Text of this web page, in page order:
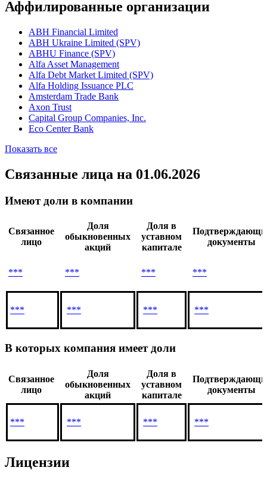
Аффилированные организации
ABH Financial Limited
ABH Ukraine Limited (SPV)
ABHU Finance (SPV)
Alfa Asset Management
Alfa Debt Market Limited (SPV)
Alfa Holding Issuance PLC
Amsterdam Trade Bank
Axon Trust
Capital Group Companies, Inc.
Eco Center Bank
Показать все
Связанные лица на 01.06.2026
Имеют доли в компании
Связанное
лицо
Доля
обыкновенных
акций
Доля в
уставном
капитале
документы
*** *** *** ***
*** *** *** ***
В которых компания имеет доли
Связанное
лицо
Доля
обыкновенных
акций
Доля в
уставном
капитале
документы
*** *** *** ***
Лицензии